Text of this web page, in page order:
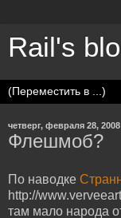
Rail's
четверг, февраля 28, 2008
Флешмоб?
По наводке
http://
там мало народа